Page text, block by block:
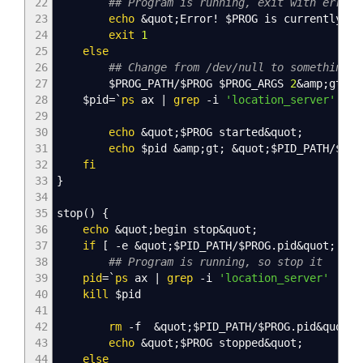
23
24
25
26
27
28
29
30
31
32
33
34
35
36
37
38
39
40
41
42
43
44
echo &quot;Error! $PROG is currently
exit
1
else
## Change from /dev/null to
$PROG_PATH/$PROG $PROG_ARGS 2&amp;gt;
$pid=` ps ax grep -i 'location_server'
echo &quot;$PROG started&quot;
echo $pid &amp;gt; &quot;$PID_PATH/
fi
}
stop( )
{
echo &quot;begin stop&quot;
if
[ -e &quot;$PID_PATH/$PROG.pid&quot;
## Program is running, so stop it
pid=` ps ax grep -i 'location_server'
kill
$pid
rm -f &quot;$PID_PATH/$PROG.pid&
echo &quot;$PROG stopped&quot;
else